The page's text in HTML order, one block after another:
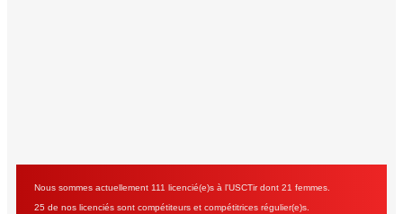
Nous sommes actuellement 111 licencié(e)s à l'USCTir dont 21 femmes.
25 de nos licenciés sont compétiteurs et compétitrices régulier(e)s.